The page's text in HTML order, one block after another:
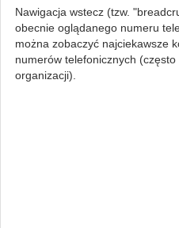
Nawigacja wstecz (tzw.
obecnie oglądanego numeru
można zobaczyć najciekawsze
numerów telefonicznych
organizacji).